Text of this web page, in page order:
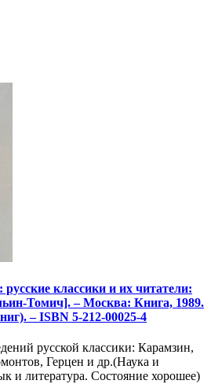
классики и их читатели:
Томич]. – Москва: Книга, 1989.
– ISBN 5-212-00025-4
русской классики: Карамзин,
Герцен и др.(Наука и
и литература. Состояние хорошее)